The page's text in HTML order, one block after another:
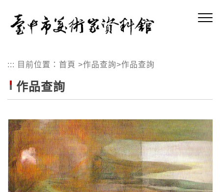
::: 目前位置： 首頁 >作品查詢>作品查詢
作品查詢